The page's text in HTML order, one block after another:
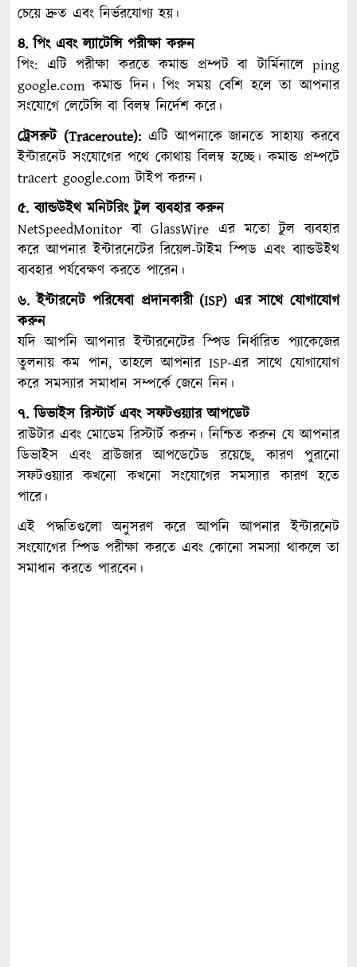
চেয়ে দ্রুত এবং নির্ভরযোগ্য হয়।
৪. পিং এবং ল্যাটেন্সি পরীক্ষা করুন
পিং: এটি পরীক্ষা করতে কমান্ড প্রম্পট বা টার্মিনালে ping
google.com কমান্ড দিন। পিং সময় বেশি হলে তা আপনার
সংযোগে লেটেন্সি বা বিলম্ব নির্দেশ করে।
ট্রেসরুট (Traceroute):এটি আপনাকে জানতে সাহায্য করবে
ইন্টারনেট সংযোগের পথে কোথায় বিলম্ব হচ্ছে। কমান্ড প্রম্পটে
tracert google.com টাইপ করুন।
৫. ব্যান্ডউইথ মনিটরিং টুল ব্যবহার করুন
NetSpeedMonitor বা GlassWire এর মতো টুল ব্যবহার
করে আপনার ইন্টারনেটের রিয়েল-টাইম স্পিড এবং ব্যান্ডউইথ
ব্যবহার পর্যবেক্ষণ করতে পারেন।
৬. ইন্টারনেট পরিষেবা প্রদানকারী (ISP) এর সাথে যোগাযোগ
করুন
যদি আপনি আপনার ইন্টারনেটের স্পিড নির্ধারিত প্যাকেজের
তুলনায় কম পান, তাহলে আপনার ISP-এর সাথে যোগাযোগ
করে সমস্যার সমাধান সম্পর্কে জেনে নিন।
৭. ডিভাইস রিস্টার্ট এবং সফটওয়্যার আপডেট
রাউটার এবং মোডেম রিস্টার্ট করুন। নিশ্চিত করুন যে আপনার
ডিভাইস এবং ব্রাউজার আপডেটেড রয়েছে, কারণ পুরানো
সফটওয়্যার কখনো কখনো সংযোগের সমস্যার কারণ হতে
পারে।
এই পদ্ধতিগুলো অনুসরণ করে আপনি আপনার ইন্টারনেট
সংযোগের স্পিড পরীক্ষা করতে এবং কোনো সমস্যা থাকলে তা
সমাধান করতে পারবেন।